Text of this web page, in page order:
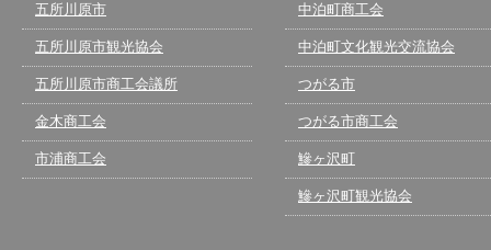
五所川原市
五所川原市観光協会
五所川原市商工会議所
金木商工会
市浦商工会
中泊町商工会
中泊町文化観光交流協会
つがる市
つがる市商工会
鰺ヶ沢町
鰺ヶ沢町観光協会